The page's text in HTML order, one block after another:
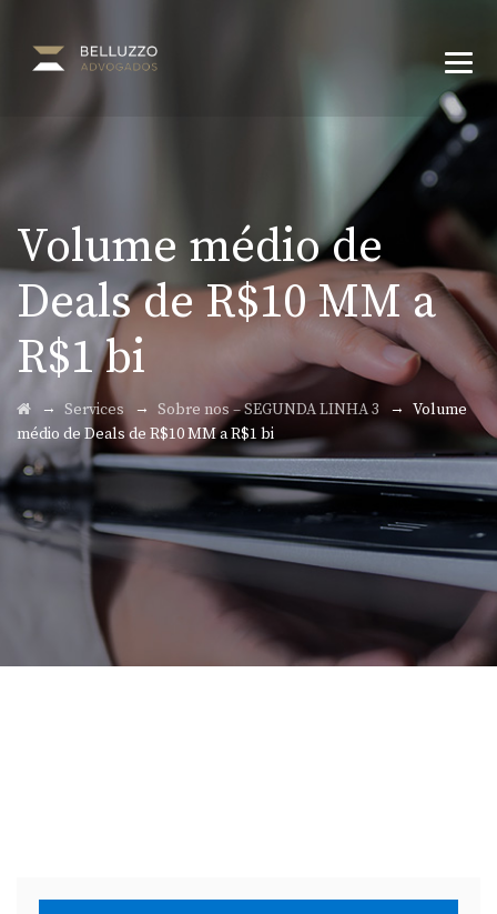
Volume médio de
Deals de R$10 MM a
R$1 bi
→ Services → Sobre nos – SEGUNDA LINHA 3 → Volume
médio de Deals de R$10 MM a R$1 bi